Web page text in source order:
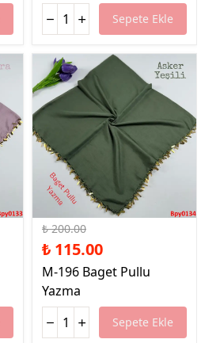
Sepete Ekle
%43 İndirim
₺ 200.00
₺ 115.00
M-196 Baget Pullu
Yazma
Sepete Ekle